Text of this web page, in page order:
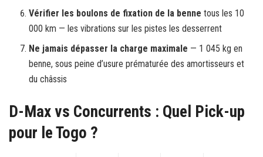
Vérifier les boulons de fixation de la benne tous les 10
000 km — les vibrations sur les pistes les desserrent
Ne jamais dépasser la charge maximale — 1 045 kg en
benne, sous peine d’usure prématurée des amortisseurs et
du châssis
D-Max vs Concurrents : Quel Pick-up
pour le Togo ?